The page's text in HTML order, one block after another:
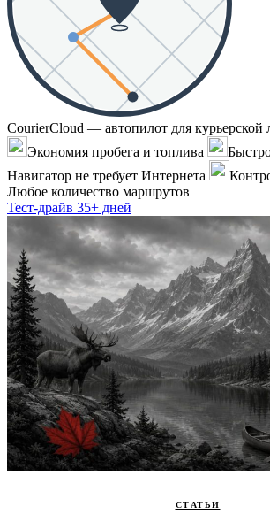
CourierCloud — автопилот для курьерской
Экономия пробега и топлива
Навигатор не требует Интернета
Любое количество маршрутов
Тест-драйв 35+ дней
СТАТЬИ